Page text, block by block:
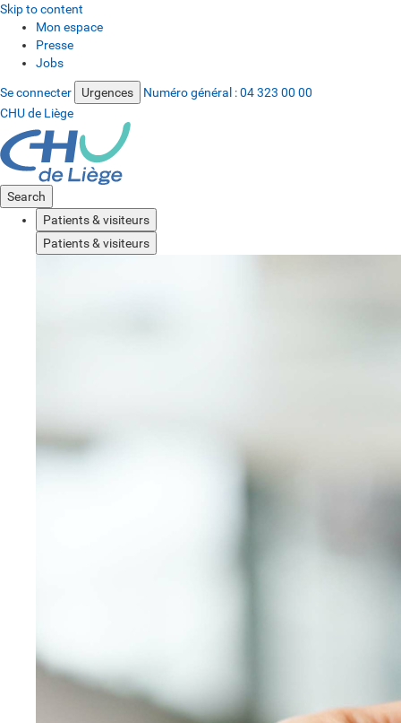
Skip to content
Mon espace
Presse
Jobs
Se connecter Urgences Numéro général :04 323 00 00
CHU de Liège
Search
Patients & visiteurs
Patients & visiteurs